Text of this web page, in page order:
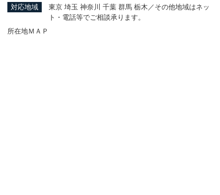
対応地域
東京 埼玉 神奈川 千葉 群馬 栃木／その他地域はネッ
ト・電話等でご相談承ります。
所在地ＭＡＰ